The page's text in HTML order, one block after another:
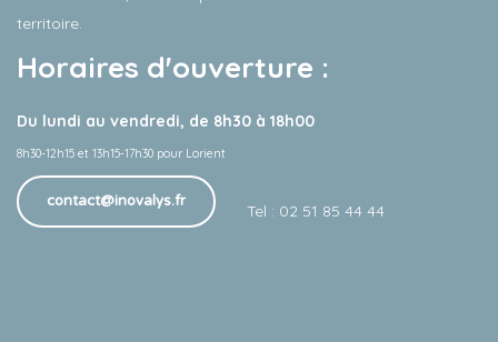
territoire.
Horaires d'ouverture :
Du lundi au vendredi, de 8h30 à 18h00
8h30-12h15 et 13h15-17h30 pour Lorient
contact@inovalys.fr
Tel : 02 51 85 44 44